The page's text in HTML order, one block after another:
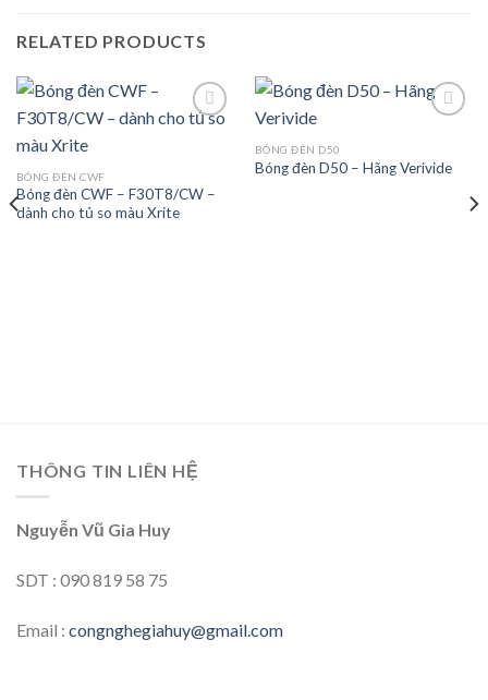
RELATED PRODUCTS
BÓNG ĐÈN CWF
Bóng đèn CWF – F30T8/CW –
dành cho tủ so màu Xrite
Add to
BÓNG ĐÈN D50
Bóng đèn D50 – Hãng Verivide
THÔNG TIN LIÊN HỆ
Nguyễn Vũ Gia Huy
SDT : 090 819 58 75
Email : congnghegiahuy@gmail.com